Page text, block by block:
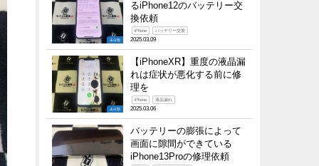
未分類
るiPhone12のバッテリー交
換依頼
iPhone バッテリー交換
2025.03.09
未分類
【iPhoneXR】重度の液晶漏
れは症状が悪化する前に修
理を
iPhone 液晶漏れ
2025.03.06
バッテリーの膨張によって
画面に隙間ができている
iPhone13Proの修理依頼